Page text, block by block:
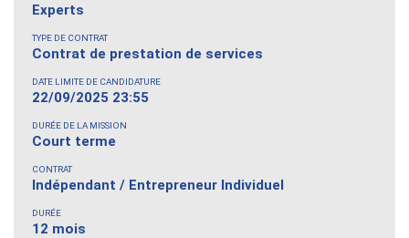
Experts
TYPE DE CONTRAT
Contrat de prestation de services
DATE LIMITE DE CANDIDATURE
22/09/2025 23:55
DURÉE DE LA MISSION
Court terme
CONTRAT
Indépendant / Entrepreneur Individuel
DURÉE
12 mois